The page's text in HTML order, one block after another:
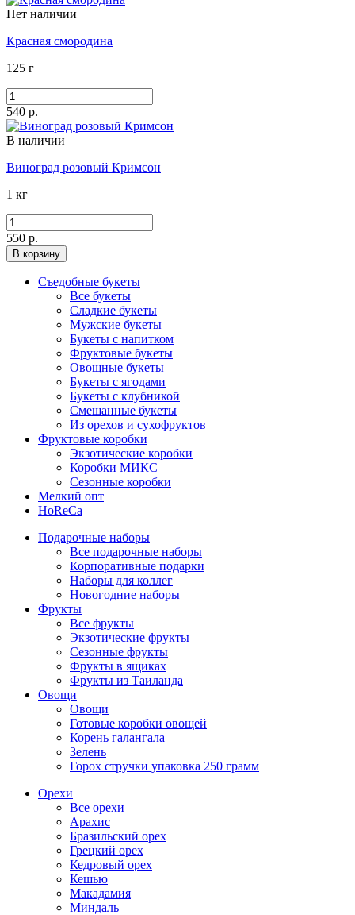
Нет наличии
Красная смородина
125 г
540 р.
В наличии
Виноград розовый Кримсон
1 кг
550 р.
В корзину
Съедобные букеты
Все букеты
Сладкие букеты
Мужские букеты
Букеты с напитком
Фруктовые букеты
Овощные букеты
Букеты с ягодами
Букеты с клубникой
Смешанные букеты
Из орехов и сухофруктов
Фруктовые коробки
Экзотические коробки
Коробки МИКС
Сезонные коробки
Мелкий опт
HoReCa
Подарочные наборы
Все подарочные наборы
Корпоративные подарки
Наборы для коллег
Новогодние наборы
Фрукты
Все фрукты
Экзотические фрукты
Сезонные фрукты
Фрукты в ящиках
Фрукты из Таиланда
Овощи
Овощи
Готовые коробки овощей
Корень галангала
Зелень
Горох стручки упаковка 250 грамм
Орехи
Все орехи
Арахис
Бразильский орех
Грецкий орех
Кедровый орех
Кешью
Макадамия
Миндаль